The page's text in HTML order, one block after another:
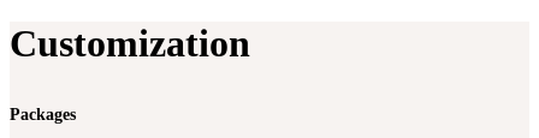
Customization
Packages